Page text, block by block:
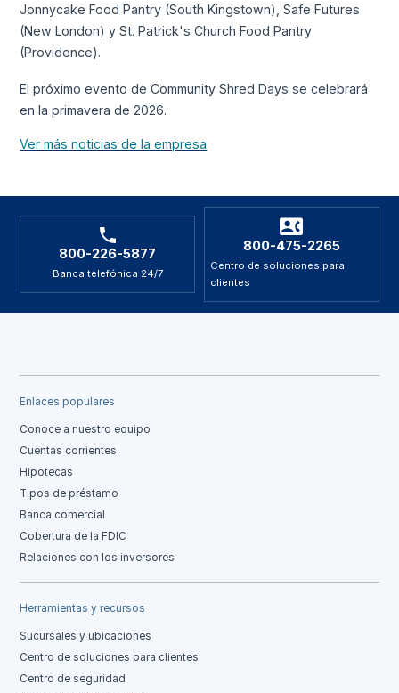
Jonnycake Food Pantry (South Kingstown), Safe Futures
(New London) y St. Patrick's Church Food Pantry
(Providence).
El próximo evento de Community Shred Days se celebrará
en la primavera de 2026.
Ver más noticias de la empresa
800-226-5877
Banca telefónica 24/7
800-475-2265
Centro de soluciones para
clientes
Enlaces populares
Conoce a nuestro equipo
Cuentas corrientes
Hipotecas
Tipos de préstamo
Banca comercial
Cobertura de la FDIC
Relaciones con los inversores
Herramientas y recursos
Sucursales y ubicaciones
Centro de soluciones para clientes
Centro de seguridad